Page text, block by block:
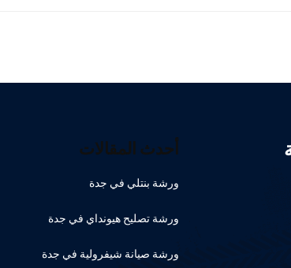
أحدث المقالات
ورشة بنتلي في جدة
ورشة تصليح هيونداي في جدة
ورشة صيانة شيفرولية في جدة